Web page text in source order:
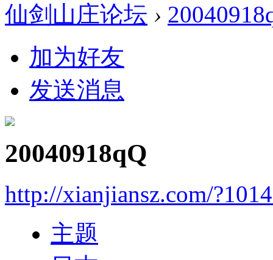
仙剑山庄论坛 ›
加为好友
发送消息
20040918qQ
http://xianjiansz.com/
主题